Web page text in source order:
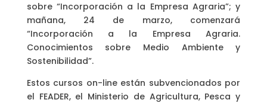
sobre “Incorporación a la Empresa Agraria”; y
mañana, 24 de marzo, comenzará
“Incorporación a la Empresa Agraria.
Conocimientos sobre Medio Ambiente y
Sostenibilidad”.
Estos cursos on-line están subvencionados por
el FEADER, el Ministerio de Agricultura, Pesca y